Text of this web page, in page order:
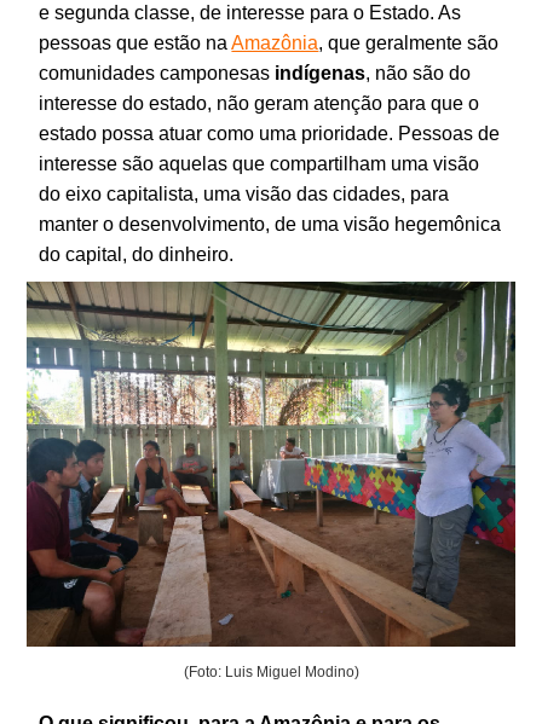
e segunda classe, de interesse para o Estado. As
pessoas que estão naAmazônia, que geralmente são
comunidades camponesas indígenas, não são do
interesse do estado, não geram atenção para que o
estado possa atuar como uma prioridade. Pessoas de
interesse são aquelas que compartilham uma visão
do eixo capitalista, uma visão das cidades, para
manter o desenvolvimento, de uma visão hegemônica
do capital, do dinheiro.
(Foto: Luis Miguel Modino)